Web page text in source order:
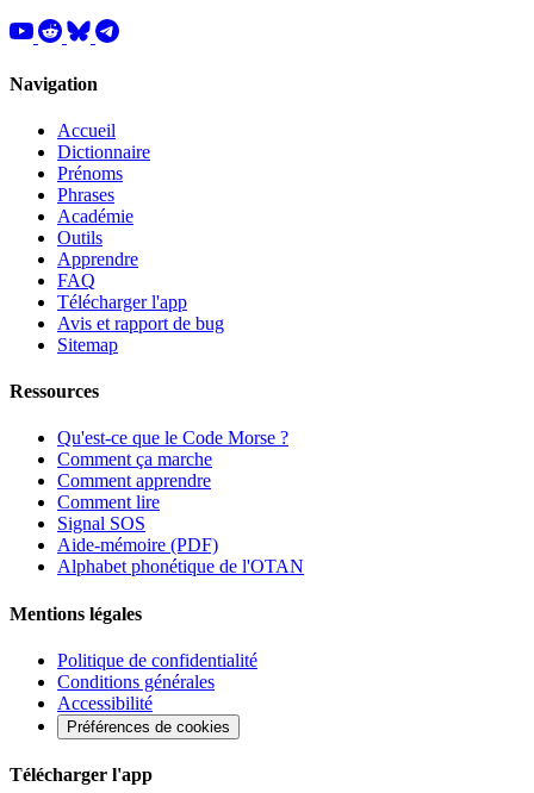
Navigation
Accueil
Dictionnaire
Prénoms
Phrases
Académie
Outils
Apprendre
FAQ
Télécharger l'app
Avis et rapport de bug
Sitemap
Ressources
Qu'est-ce que le Code Morse ?
Comment ça marche
Comment apprendre
Comment lire
Signal SOS
Aide-mémoire (PDF)
Alphabet phonétique de l'OTAN
Mentions légales
Politique de confidentialité
Conditions générales
Accessibilité
Préférences de cookies
Télécharger l'app